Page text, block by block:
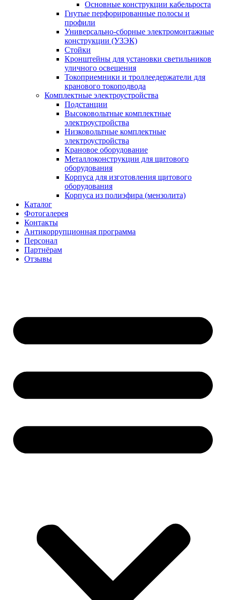
Основные конструкции кабельроста
Гнутые перфорированные полосы и
профили
Универсально-сборные электромонтажные
конструкции (УЗЭК)
Стойки
Кронштейны для установки светильников
уличного освещения
Токоприемники и троллеедержатели для
кранового токоподвода
Комплектные электроустройства
Подстанции
Высоковольтные комплектные
электроустройства
Низковольтные комплектные
электроустройства
Крановое оборудование
Металлоконструкции для щитового
оборудования
Корпуса для изготовления щитового
оборудования
Корпуса из полиэфира (мензолита)
Каталог
Фотогалерея
Контакты
Антикоррупционная программа
Персонал
Партнёрам
Отзывы